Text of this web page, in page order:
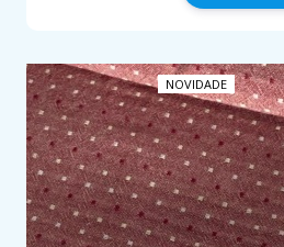
NOVIDADE